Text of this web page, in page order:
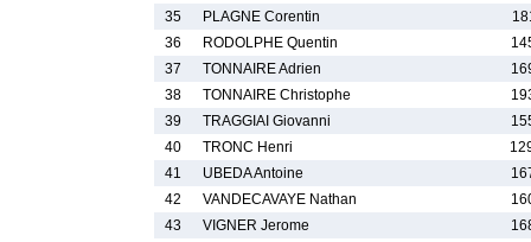
35
PLAGNE Corentin
36
RODOLPHE Quentin
37
TONNAIRE Adrien
38
TONNAIRE Christophe
39
TRAGGIAI Giovanni
40
TRONC Henri
41
UBEDA Antoine
42
VANDECAVAYE Nathan
43
VIGNER Jerome